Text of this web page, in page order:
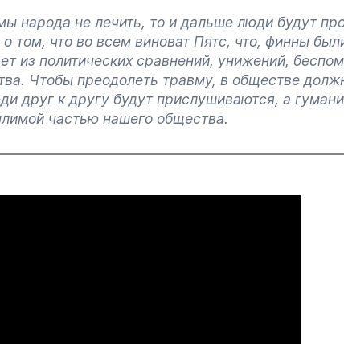
народа не лечить, то и дальше люди будут
том, что во всем виноват Пятс, что, финны
из политических сравнений, унижений,
Чтобы преодолеть травму, в обществе
друг к другу будут прислушиваются, а
частью нашего общества.